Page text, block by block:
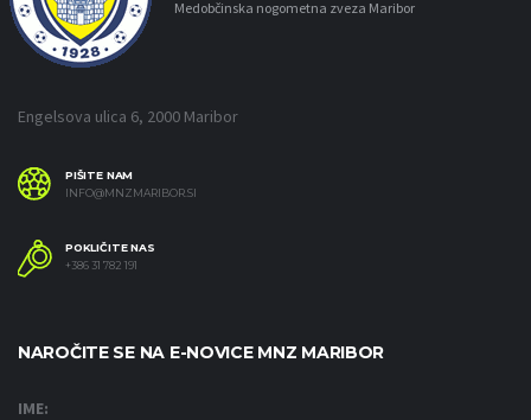
Medobčinska nogometna zveza Maribor
Engelsova ulica 6, 2000 Maribor
PIŠITE NAM
INFO@MNZMARIBOR.SI
POKLIČITE NAS
+386 31 782 191
NAROČITE SE NA E-NOVICE MNZ MARIBOR
IME: